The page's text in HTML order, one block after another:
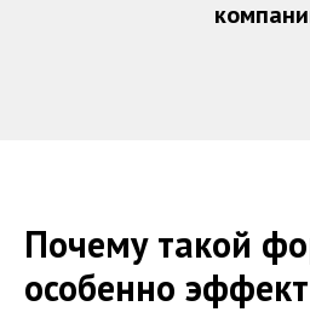
Почему такой
особенно